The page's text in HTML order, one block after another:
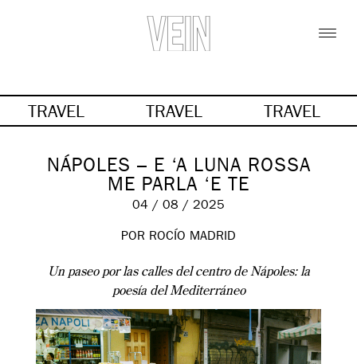
TRAVEL TRAVEL TRAVEL
NÁPOLES – E ‘A LUNA ROSSA
ME PARLA ‘E TE
04 / 08 / 2025
POR ROCÍO MADRID
Un paseo por las calles del centro de Nápoles: la
poesía del Mediterráneo